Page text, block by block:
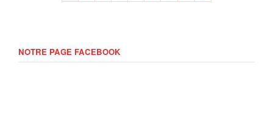
NOTRE PAGE FACEBOOK